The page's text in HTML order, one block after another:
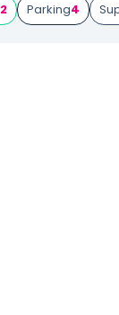
2 Parking4